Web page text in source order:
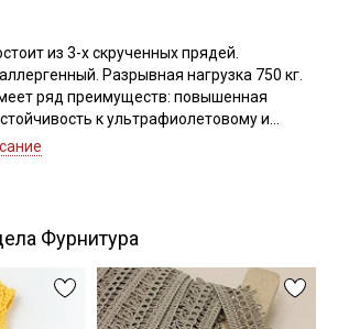
из 3-х скрученных прядей.
Разрывная нагрузка 750 кг.
ряд преимуществ: повышенная
к ультрафиолетовому и
антистатичность; экологически
помещений;
срубов.
Фурнитура
Подписаться
сПолитикой обработки персональных
Согласие на обработку персональных